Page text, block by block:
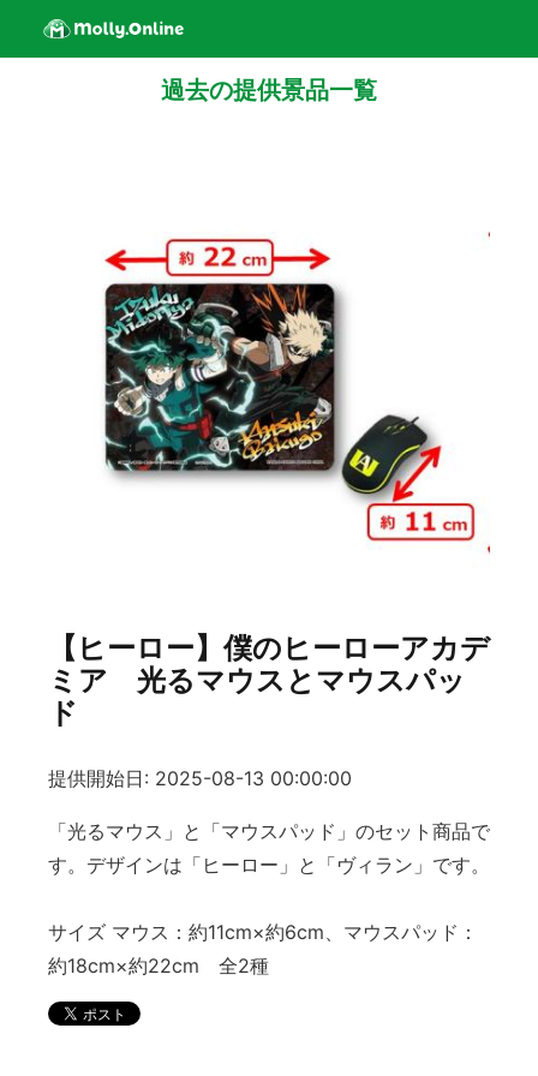
過去の提供景品一覧
【ヒーロー】僕のヒーローアカデ
ミア 光るマウスとマウスパッ
ド
提供開始日: 2025-08-13 00:00:00
「光るマウス」と「マウスパッド」のセット商品で
す。デザインは「ヒーロー」と「ヴィラン」です。
サイズ マウス：約11cm×約6cm、マウスパッド：
約18cm×約22cm 全2種